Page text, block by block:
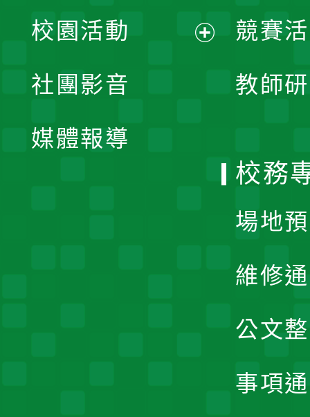
競賽
教師
開
校園活動
社團影音
媒體報導
校務
場地
維修
公文
事項